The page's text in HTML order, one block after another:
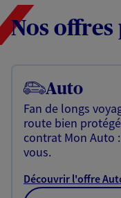
Nos offres
Auto
Fan de longs
route bien
contrat Mon Auto
vous.
Découvrir l'offre